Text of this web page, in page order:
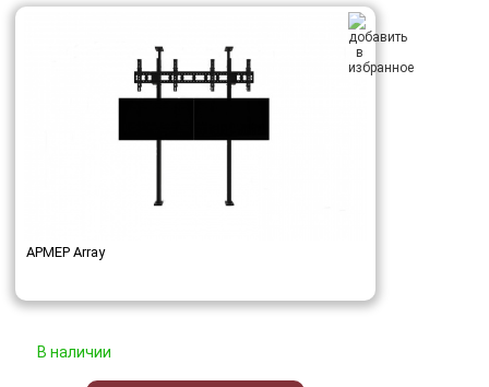
АРМЕР Array
В наличии